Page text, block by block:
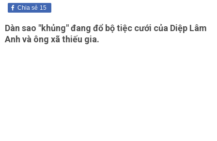
15
Chia sẻ
Dàn sao "khủng" đang đổ bộ tiệc cưới của Diệp Lâm
Anh và ông xã thiếu gia.